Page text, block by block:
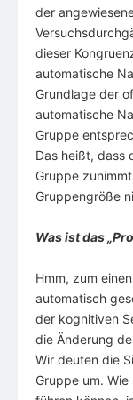
der
dieser
automatische
Grundlage der
automatische
Gruppe
Das heißt, dass
Gruppe
Gruppengröße
Was ist das
Hmm, zum
automatisch
der kognitiven
die Änderung
Wir deuten die
Gruppe um.